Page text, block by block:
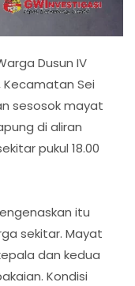
Dusun IV
Kecamatan Sei
sesosok mayat
di aliran
pukul 18.00
itu
sekitar. Mayat
dan kedua
Kondisi